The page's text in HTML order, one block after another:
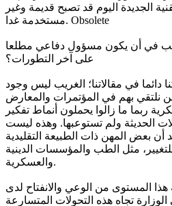
الجديدة اليوم قد تصبح قديمة وغير
مستخدمة غدا. Obsolete
في أن يكون مسؤول دفاعي مطلعا
على آخر التطورات؟
دائما في مقالاتنا؛ الغريب ليس وجود
بهم في المؤتمرات والمعارض
ربما ما زالوا يحملون أنماط تفكير
الحديثة ولم تستوعبها. وهذه ليست
أن بعض المهن ذات الطبيعة التقليدية
مثل الطب والمؤسسات الدينية
والعسكرية.
المستوى من الوعي والانفتاح لدى